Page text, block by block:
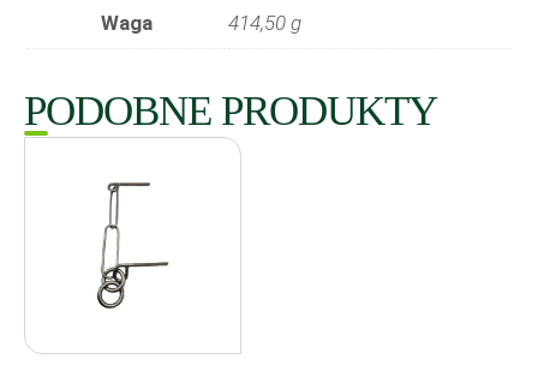
Waga 414,50 g
PODOBNE PRODUKTY